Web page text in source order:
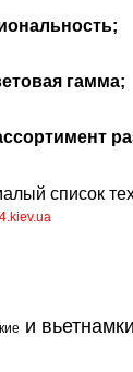
гамма;
список
и